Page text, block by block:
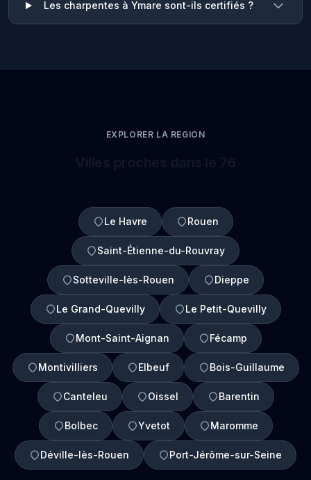
Les charpentes à Ymare sont-ils certifiés ?
EXPLORER LA REGION
Le Havre Rouen
Saint-Étienne-du-Rouvray
Sotteville-lès-Rouen Dieppe
Le Grand-Quevilly Le Petit-Quevilly
Mont-Saint-Aignan Fécamp
Montivilliers Elbeuf Bois-Guillaume
Canteleu Oissel Barentin
Bolbec Yvetot Maromme
Déville-lès-Rouen Port-Jérôme-sur-Seine